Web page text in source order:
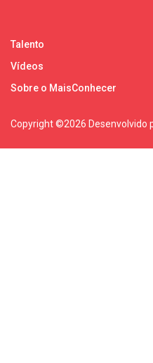
Talento
Vídeos
Sobre o MaisConhecer
Copyright ©2026 Desenvolvido